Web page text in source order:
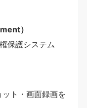
）
保護システム
ト・画面録画を